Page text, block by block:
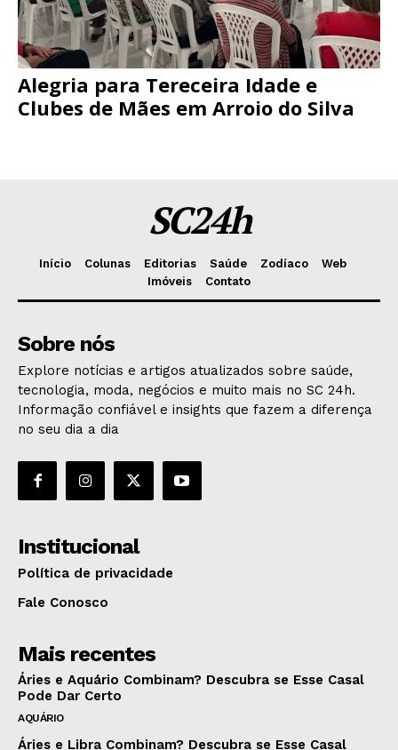
Alegria para Tereceira Idade e
Clubes de Mães em Arroio do Silva
SC24h
Início Colunas Editorias Saúde Zodíaco
Web
Imóveis
Contato
Sobre nós
Explore notícias e artigos atualizados sobre saúde,
tecnologia, moda, negócios e muito mais no SC 24h.
Informação confiável e insights que fazem a diferença
no seu dia a dia
Institucional
Política de privacidade
Fale Conosco
Mais recentes
Áries e Aquário Combinam? Descubra se Esse Casal
Pode Dar Certo
AQUÁRIO
Áries e Libra Combinam? Descubra se Esse Casal